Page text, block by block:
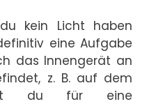
kein Licht haben
eine Aufgabe
das Innengerät an
z. B. auf dem
du für eine